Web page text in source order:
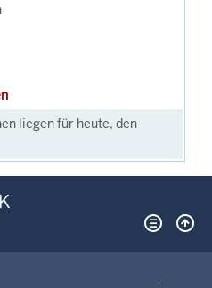
liegen für heute, den